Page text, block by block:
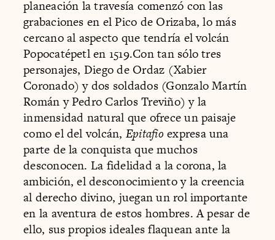
planeación la travesía comenzó con las
grabaciones en el Pico de Orizaba, lo más
cercano al aspecto que tendría el volcán
Popocatépetl en 1519.Con tan sólo tres
personajes, Diego de Ordaz (Xabier
Coronado) y dos soldados (Gonzalo Martín
Román y Pedro Carlos Treviño) y la
inmensidad natural que ofrece un paisaje
como el del volcán, Epitafioexpresa una
parte de la conquista que muchos
desconocen. La fidelidad a la corona, la
ambición, el desconocimiento y la creencia
al derecho divino, juegan un rol importante
en la aventura de estos hombres. A pesar de
ello, sus propios ideales flaquean ante la